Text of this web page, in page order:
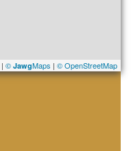
| © JawgMaps | © OpenStreetMap